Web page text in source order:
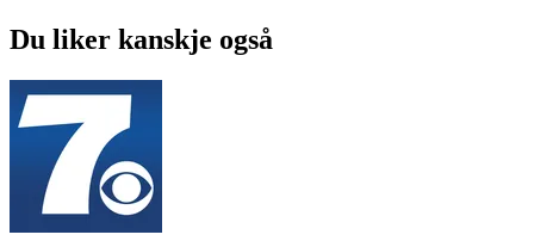
Du liker kanskje også